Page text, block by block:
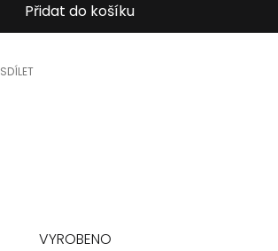
Přidat do košíku
SDÍLET
VYROBENO